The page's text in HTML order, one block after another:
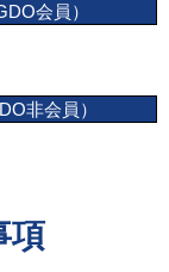
会員）
非会員）
項